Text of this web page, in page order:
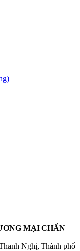
MẠI CHẤN
Nghị, Thành phố